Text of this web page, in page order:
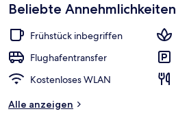
Beliebte Annehmlichkeiten
Frühstück inbegriffen
Flughafentransfer
Kostenloses WLAN
Alle anzeigen